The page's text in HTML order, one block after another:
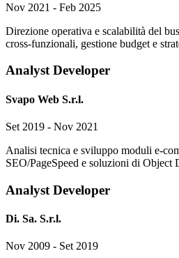
Nov 2021 - Feb 2025
Direzione operativa e scalabilità del
cross-funzionali, gestione budget e
Analyst Developer
Svapo Web S.r.l.
Set 2019 - Nov 2021
Analisi tecnica e sviluppo moduli e-
SEO/PageSpeed e soluzioni di Object
Analyst Developer
Di. Sa. S.r.l.
Nov 2009 - Set 2019